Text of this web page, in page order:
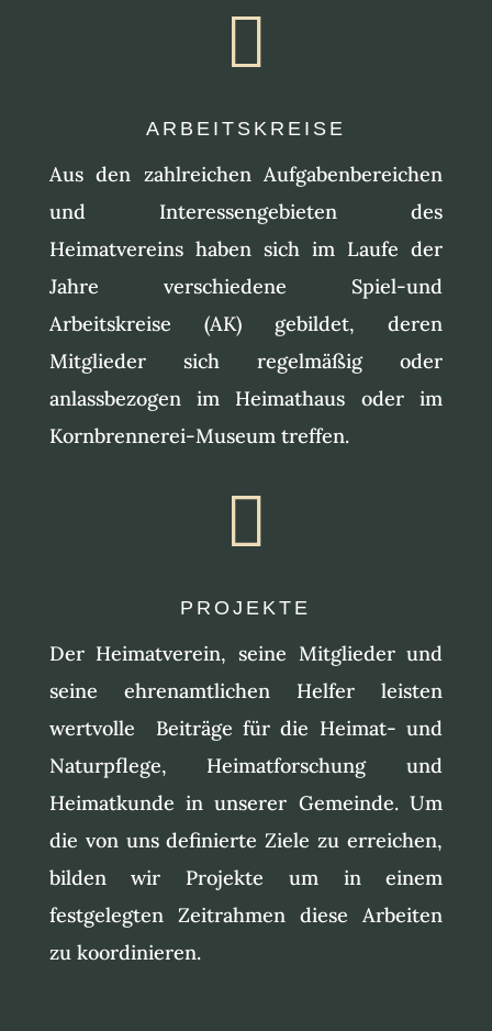

ARBEITSKREISE
Aus den zahlreichen Aufgabenbereichen
und Interessengebieten des
Heimatvereins haben sich im Laufe der
Jahre verschiedene Spiel-und
Arbeitskreise (AK) gebildet, deren
Mitglieder sich regelmäßig oder
anlassbezogen im Heimathaus oder im
Kornbrennerei-Museum treffen.

PROJEKTE
Der Heimatverein, seine Mitglieder und
seine ehrenamtlichen Helfer leisten
wertvolle Beiträge für die Heimat- und
Naturpflege, Heimatforschung und
Heimatkunde in unserer Gemeinde. Um
die von uns definierte Ziele zu erreichen,
bilden wir Projekte um in einem
festgelegten Zeitrahmen diese Arbeiten
zu koordinieren.